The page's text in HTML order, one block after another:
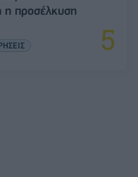
η προσέλκυση